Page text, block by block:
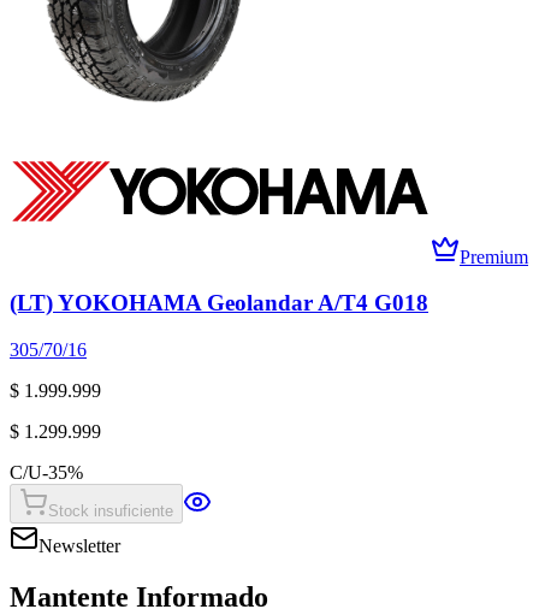
Premium
(LT) YOKOHAMA Geolandar A/T4 G018
305/70/16
$ 1.999.999
$ 1.299.999
C/U-35%
Stock insuficiente
Newsletter
Mantente Informado